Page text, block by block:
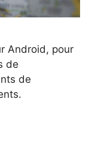
Android, pour
de
de